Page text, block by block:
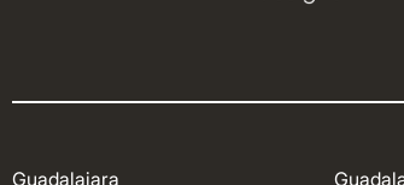
Guadalajara